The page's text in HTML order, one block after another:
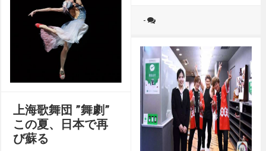
-
上海歌舞団 ”舞劇”
この夏、日本で再
び蘇る